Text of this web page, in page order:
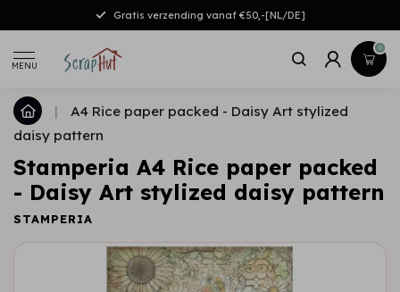
Gratis verzending vanaf €50,-[NL/DE]
MENU
0
|
A4 Rice paper packed - Daisy Art stylized
daisy pattern
Stamperia A4 Rice paper packed
- Daisy Art stylized daisy pattern
STAMPERIA